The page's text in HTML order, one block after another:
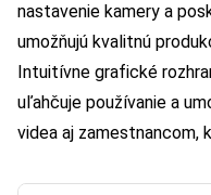
nastavenie kamery a
umožňujú kvalitnú
Intuitívne grafické
uľahčuje používanie a
videa aj zamestnancom,